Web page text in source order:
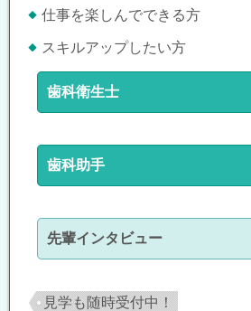
仕事を楽しんでできる方
スキルアップしたい方
歯科衛生士
歯科助手
先輩インタビュー
見学も随時受付中！